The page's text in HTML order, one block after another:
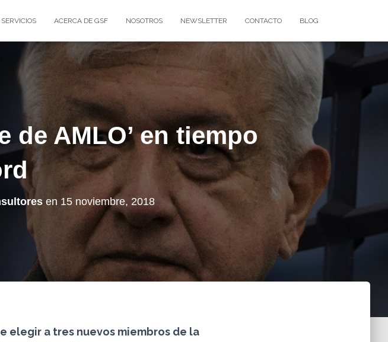
SERVICIOS ACERCA DE GSF NOSOTROS NEWSLETTER CONTACTO BLOG
de AMLO’ en tiempo
en 15 noviembre, 2018
a tres nuevos miembros de la